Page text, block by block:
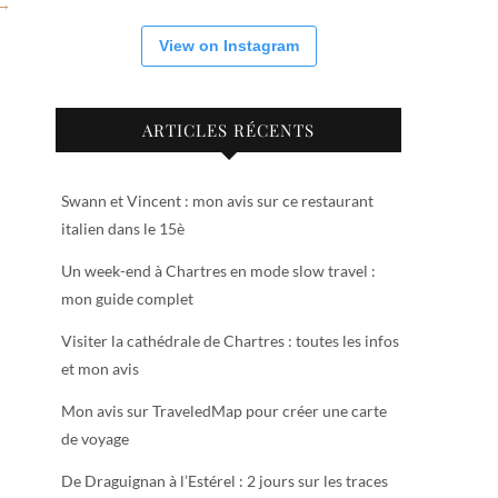
View on Instagram
ARTICLES RÉCENTS
Swann et Vincent : mon avis sur ce restaurant
italien dans le 15è
Un week-end à Chartres en mode slow travel :
mon guide complet
Visiter la cathédrale de Chartres : toutes les infos
et mon avis
Mon avis sur TraveledMap pour créer une carte
de voyage
De Draguignan à l’Estérel : 2 jours sur les traces